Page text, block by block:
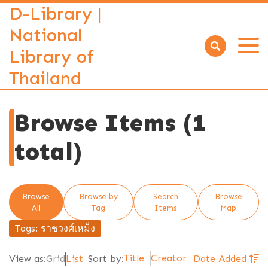
D-Library |
National
Library of
Thailand
Open
Browse Items (1
total)
Browse
All
Browse by
Tag
Search
Items
Browse
Map
Tags: ราชวงศ์เหม็ง
View as:GridList Sort by:Title Creator Date Added